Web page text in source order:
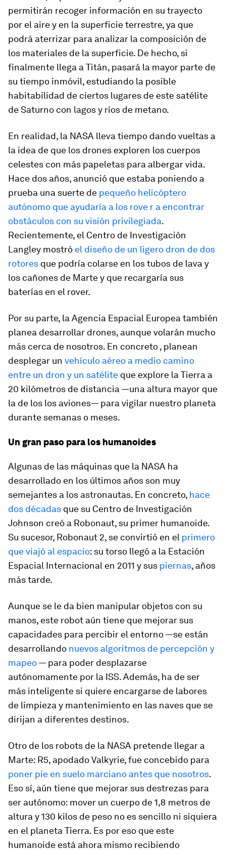
permitirán recoger información en su trayecto
por el aire y en la superficie terrestre, ya que
podrá aterrizar para analizar la composición de
los materiales de la superficie. De hecho, si
finalmente llega a Titán, pasará la mayor parte de
su tiempo inmóvil, estudiando la posible
habitabilidad de ciertos lugares de este satélite
de Saturno con lagos y ríos de metano.
En realidad, la NASA lleva tiempo dando vueltas a
la idea de que los drones exploren los cuerpos
celestes con más papeletas para albergar vida.
Hace dos años, anunció que estaba poniendo a
prueba una suerte de pequeño helicóptero
autónomo que ayudaría a los rove r a encontrar
obstáculos con su visión privilegiada.
Recientemente, el Centro de Investigación
Langley mostró el diseño de un ligero dron de dos
rotores que podría colarse en los tubos de lava y
los cañones de Marte y que recargaría sus
baterías en el rover.
Por su parte, la Agencia Espacial Europea también
planea desarrollar drones, aunque volarán mucho
más cerca de nosotros. En concreto , planean
desplegar un vehículo aéreo a medio camino
entre un dron y un satélite que explore la Tierra a
20 kilómetros de distancia —una altura mayor que
la de los los aviones— para vigilar nuestro planeta
durante semanas o meses.
Un gran paso para los humanoides
Algunas de las máquinas que la NASA ha
desarrollado en los últimos años son muy
semejantes a los astronautas. En concreto, hace
dos décadas que su Centro de Investigación
Johnson creó a Robonaut, su primer humanoide.
Su sucesor, Robonaut 2, se convirtió en el primero
que viajó al espacio: su torso llegó a la Estación
Espacial Internacional en 2011 y sus piernas, años
más tarde.
Aunque se le da bien manipular objetos con su
manos, este robot aún tiene que mejorar sus
capacidades para percibir el entorno —se están
desarrollando nuevos algoritmos de percepción y
mapeo— para poder desplazarse
autónomamente por la ISS. Además, ha de ser
más inteligente si quiere encargarse de labores
de limpieza y mantenimiento en las naves que se
dirijan a diferentes destinos.
Otro de los robots de la NASA pretende llegar a
Marte: R5, apodado Valkyrie, fue concebido para
poner pie en suelo marciano antes que nosotros.
Eso sí, aún tiene que mejorar sus destrezas para
ser autónomo: mover un cuerpo de 1,8 metros de
altura y 130 kilos de peso no es sencillo ni siquiera
en el planeta Tierra. Es por eso que este
humanoide está ahora mismo recibiendo